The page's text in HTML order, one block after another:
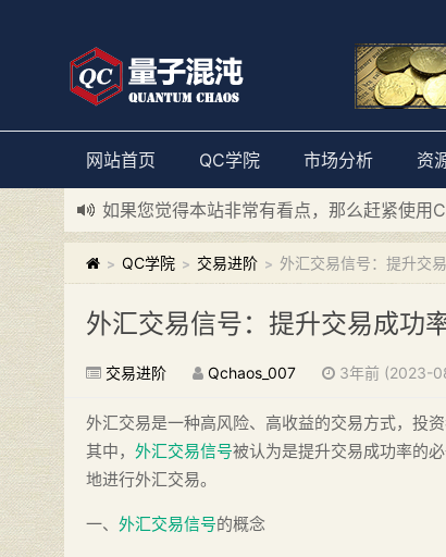
网站首页 QC学院 市场分析 资
如果您觉得本站非常有看点，那么赶紧使用
新添加量子混沌系统板块，欢迎大家访问！
> QC学院 > 交易进阶 > 外汇交易信号：提升交
外汇交易信号：提升交易成功
交易进阶 Qchaos_007 3年前 (2023-
外汇交易是一种高风险、高收益的交易方式，投
其中， 外汇交易信号被认为是提升交易成功率的
地进行外汇交易。
一、 外汇交易信号的概念